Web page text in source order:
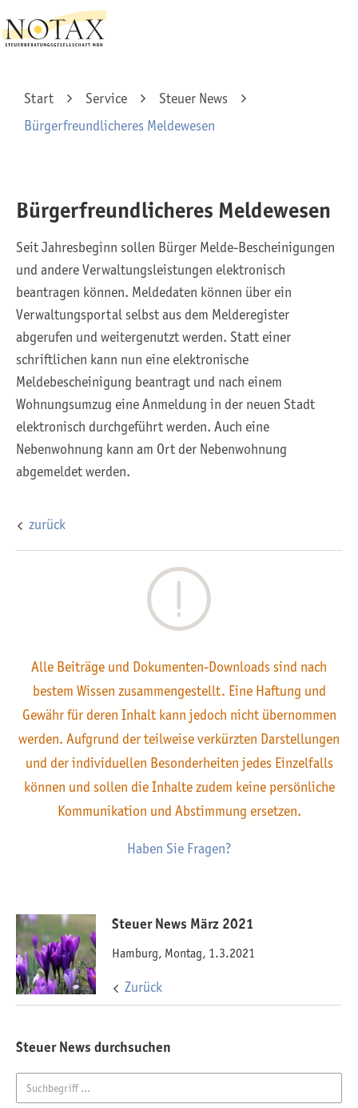
Start Service
Steuer News
Bürgerfreundlicheres Meldewesen
Bürgerfreundlicheres Meldewesen
Seit Jahresbeginn sollen Bürger Melde-Bescheinigungen
und andere Verwaltungsleistungen elektronisch
beantragen können. Meldedaten können über ein
Verwaltungsportal selbst aus dem Melderegister
abgerufen und weitergenutzt werden. Statt einer
schriftlichen kann nun eine elektronische
Meldebescheinigung beantragt und nach einem
Wohnungsumzug eine Anmeldung in der neuen Stadt
elektronisch durchgeführt werden. Auch eine
Nebenwohnung kann am Ort der Nebenwohnung
abgemeldet werden.
zurück
Alle Beiträge und Dokumenten-Downloads sind nach
bestem Wissen zusammengestellt. Eine Haftung und
Gewähr für deren Inhalt kann jedoch nicht übernommen
werden. Aufgrund der teilweise verkürzten Darstellungen
und der individuellen Besonderheiten jedes Einzelfalls
können und sollen die Inhalte zudem keine persönliche
Kommunikation und Abstimmung ersetzen.
Haben Sie Fragen?
Steuer News März 2021
Hamburg, Montag, 1.3.2021
Zurück
Steuer News durchsuchen